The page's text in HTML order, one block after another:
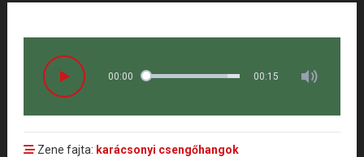
00:00 00:15
Zene fajta: karácsonyi csengőhangok